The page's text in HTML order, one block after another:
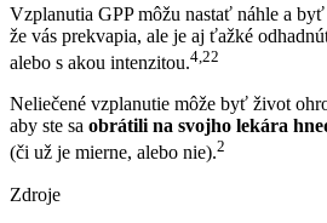
Vzplanutia GPP môžu nastať náhle a
že vás prekvapia, ale je aj ťažké
alebo s akou intenzitou.4,22
Neliečené vzplanutie môže byť život
aby ste sa obrátili na svojho lekára
(či už je mierne, alebo nie).2
Zdroje